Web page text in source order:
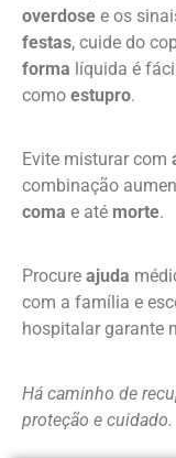
overdose e os
festas, cuide do
forma líquida é
como estupro.
Evite misturar com
combinação
coma e até morte.
Procure ajuda
com a família e
hospitalar garante
Há caminho de
proteção e cuidado.